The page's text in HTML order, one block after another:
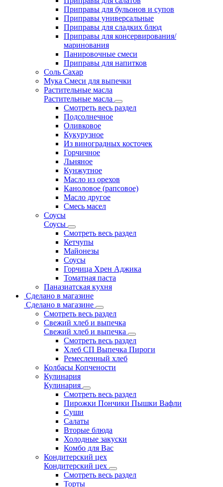
Приправы для бульонов и супов
Приправы универсальные
Приправы для сладких блюд
Приправы для консервирования/
маринования
Панировочные смеси
Приправы для напитков
Соль Сахар
Мука Смеси для выпечки
Растительные масла
Растительные масла
Смотреть весь раздел
Подсолнечное
Оливковое
Кукурузное
Из виноградных косточек
Горчичное
Льняное
Кунжутное
Масло из орехов
Каноловое (рапсовое)
Масло другое
Смесь масел
Соусы
Соусы
Смотреть весь раздел
Кетчупы
Майонезы
Соусы
Горчица Хрен Аджика
Томатная паста
Паназиатская кухня
Сделано в магазине
Сделано в магазине
Смотреть весь раздел
Свежий хлеб и выпечка
Свежий хлеб и выпечка
Смотреть весь раздел
Хлеб СП Выпечка Пироги
Ремесленный хлеб
Колбасы Копчености
Кулинария
Кулинария
Смотреть весь раздел
Пирожки Пончики Пышки Вафли
Суши
Салаты
Вторые блюда
Холодные закуски
Комбо для Вас
Кондитерский цех
Кондитерский цех
Смотреть весь раздел
Торты